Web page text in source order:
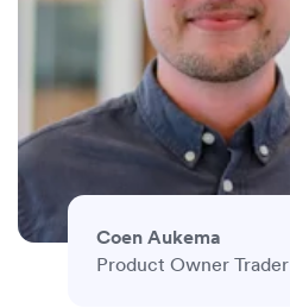
Coen Aukema
Product Owner Trader